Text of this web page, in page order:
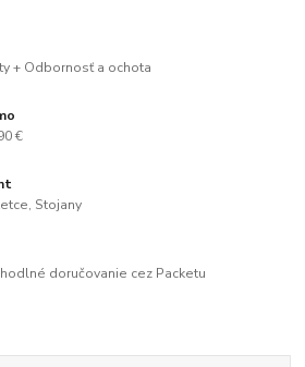
+ Odbornosť a ochota
€
Stojany
doručovanie cez Packetu